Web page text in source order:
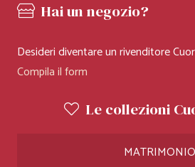
Hai un negozio?
Desideri diventare un rivenditore
Compila il form
Le collezioni
MATRIMONIO